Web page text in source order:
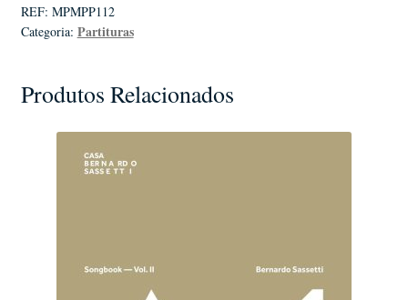
|
Benedicamus
Redemptor
REF: MPMPP112
Categoria: Partituras
Produtos Relacionados